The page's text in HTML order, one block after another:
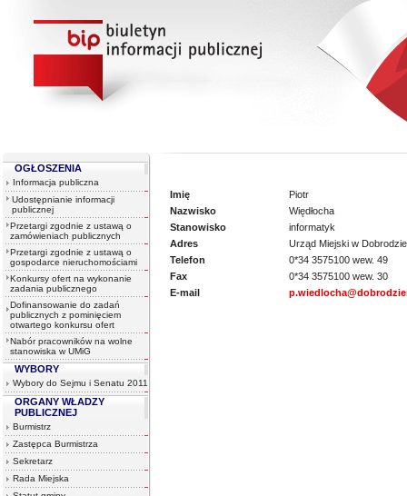
OGŁOSZENIA
Informacja publiczna
Udostępnianie informacji
publicznej
Przetargi zgodnie z ustawą o
zamówieniach publicznych
Przetargi zgodnie z ustawą o
gospodarce nieruchomościami
Konkursy ofert na wykonanie
zadania publicznego
Dofinansowanie do zadań
publicznych z pominięciem
otwartego konkursu ofert
Nabór pracowników na wolne
stanowiska w UMiG
WYBORY
Wybory do Sejmu i Senatu 2011
ORGANY WŁADZY
PUBLICZNEJ
Burmistrz
Zastępca Burmistrza
Sekretarz
Rada Miejska
Imię
Piotr
Nazwisko
Więdłocha
Stanowisko
informatyk
Adres
Urząd Miejski w
Telefon
0*34 3575100 wew. 49
Fax
0*34 3575100 wew. 30
E-mail